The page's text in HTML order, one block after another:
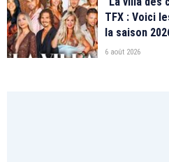
TFX : Voici
la saison
6 août 2026